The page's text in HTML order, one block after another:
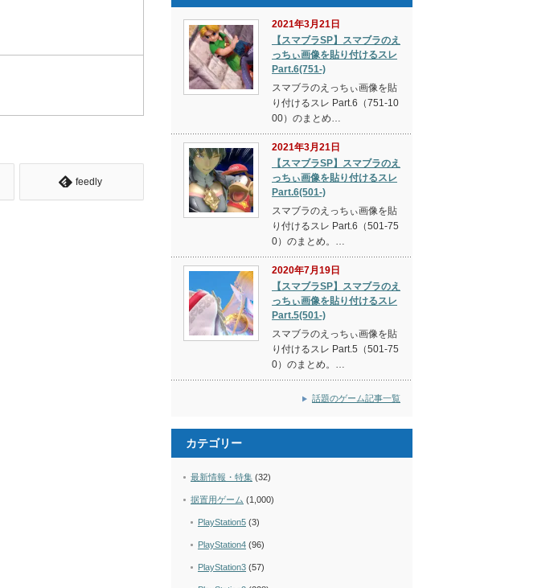
feedly
2021年3月21日
【スマブラSP】スマブラのえ
っちぃ画像を貼り付けるスレ
Part.6(751-)
スマブラのえっちぃ画像を貼
り付けるスレ Part.6（751-10
00）のまとめ…
2021年3月21日
【スマブラSP】スマブラのえ
っちぃ画像を貼り付けるスレ
Part.6(501-)
スマブラのえっちぃ画像を貼
り付けるスレ Part.6（501-75
0）のまとめ。…
2020年7月19日
【スマブラSP】スマブラのえ
っちぃ画像を貼り付けるスレ
Part.5(501-)
スマブラのえっちぃ画像を貼
り付けるスレ Part.5（501-75
0）のまとめ。…
話題のゲーム記事一覧
カテゴリー
最新情報・特集 (32)
据置用ゲーム (1,000)
PlayStation5 (3)
PlayStation4 (96)
PlayStation3 (57)